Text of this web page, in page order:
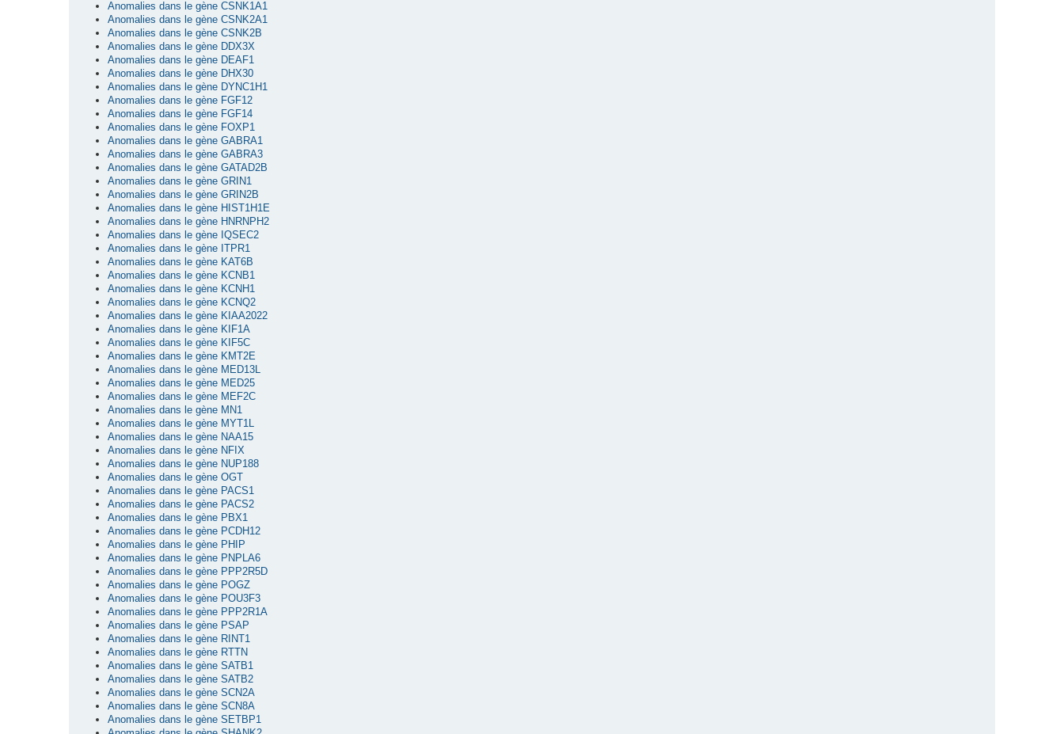
Anomalies dans le gène CSNK1A1
Anomalies dans le gène CSNK2A1
Anomalies dans le gène CSNK2B
Anomalies dans le gène DDX3X
Anomalies dans le gène DEAF1
Anomalies dans le gène DHX30
Anomalies dans le gène DYNC1H1
Anomalies dans le gène FGF12
Anomalies dans le gène FGF14
Anomalies dans le gène FOXP1
Anomalies dans le gène GABRA1
Anomalies dans le gène GABRA3
Anomalies dans le gène GATAD2B
Anomalies dans le gène GRIN1
Anomalies dans le gène GRIN2B
Anomalies dans le gène HIST1H1E
Anomalies dans le gène HNRNPH2
Anomalies dans le gène IQSEC2
Anomalies dans le gène ITPR1
Anomalies dans le gène KAT6B
Anomalies dans le gène KCNB1
Anomalies dans le gène KCNH1
Anomalies dans le gène KCNQ2
Anomalies dans le gène KIAA2022
Anomalies dans le gène KIF1A
Anomalies dans le gène KIF5C
Anomalies dans le gène KMT2E
Anomalies dans le gène MED13L
Anomalies dans le gène MED25
Anomalies dans le gène MEF2C
Anomalies dans le gène MN1
Anomalies dans le gène MYT1L
Anomalies dans le gène NAA15
Anomalies dans le gène NFIX
Anomalies dans le gène NUP188
Anomalies dans le gène OGT
Anomalies dans le gène PACS1
Anomalies dans le gène PACS2
Anomalies dans le gène PBX1
Anomalies dans le gène PCDH12
Anomalies dans le gène PHIP
Anomalies dans le gène PNPLA6
Anomalies dans le gène PPP2R5D
Anomalies dans le gène POGZ
Anomalies dans le gène POU3F3
Anomalies dans le gène PPP2R1A
Anomalies dans le gène PSAP
Anomalies dans le gène RINT1
Anomalies dans le gène RTTN
Anomalies dans le gène SATB1
Anomalies dans le gène SATB2
Anomalies dans le gène SCN2A
Anomalies dans le gène SCN8A
Anomalies dans le gène SETBP1